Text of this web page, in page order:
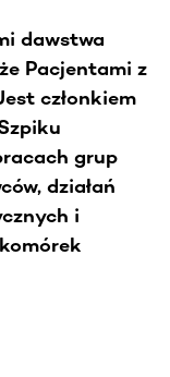
dawstwa
Pacjentami z
członkiem
grup
działań
i